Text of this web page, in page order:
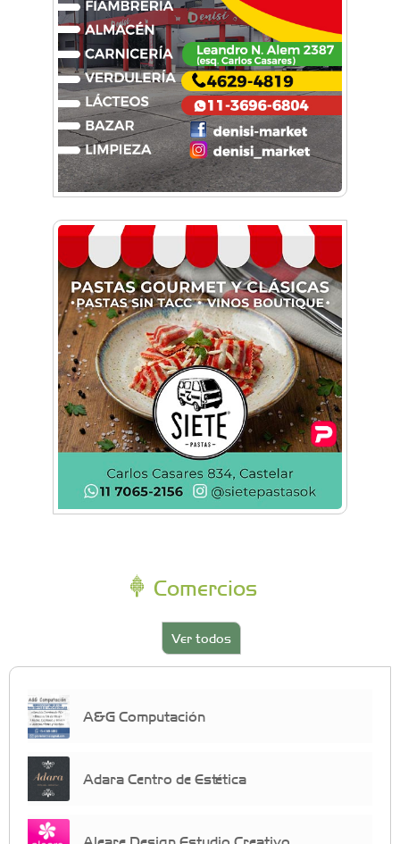
Comercios
Ver todos
A&G Computación
Adara Centro de Estética
Aleare Design Estudio Creativo